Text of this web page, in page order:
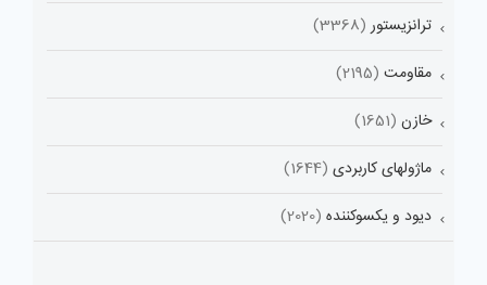
ترانزیستور (3368)
مقاومت (2195)
خازن (1651)
ماژولهای کاربردی (1644)
دیود و یکسوکننده (2020)